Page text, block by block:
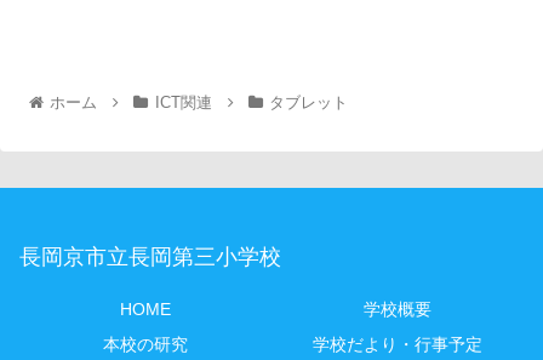
ホーム ICT関連 タブレット
長岡京市立長岡第三小学校
HOME
学校概要
本校の研究
学校だより・行事予定